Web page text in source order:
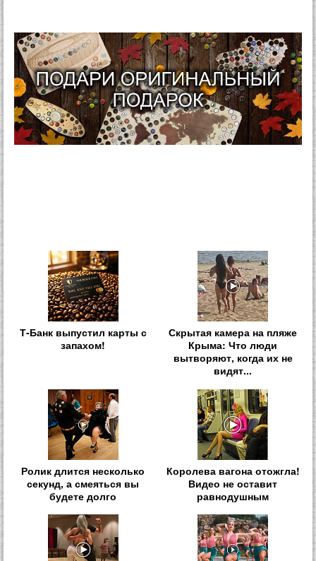
Т-Банк выпустил карты с
запахом!
Скрытая камера на пляже
Крыма: Что люди
вытворяют, когда их не
видят...
Ролик длится несколько
секунд, а смеяться вы
будете долго
Королева вагона отожгла!
Видео не оставит
равнодушным